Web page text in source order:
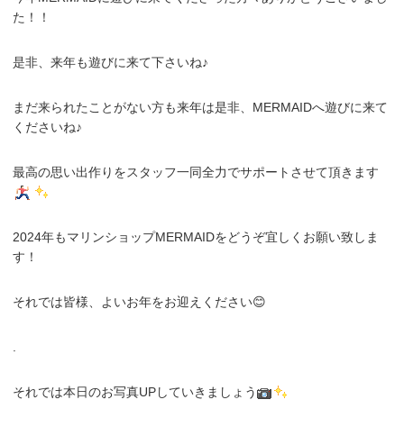
た！！
是非、来年も遊びに来て下さいね♪
まだ来られたことがない方も来年は是非、MERMAIDへ遊びに来て
くださいね♪
最高の思い出作りをスタッフ一同全力でサポートさせて頂きます
2024年もマリンショップMERMAIDをどうぞ宜しくお願い致しま
す！
それでは皆様、よいお年をお迎えください😊
それでは本日のお写真UPしていきましょう